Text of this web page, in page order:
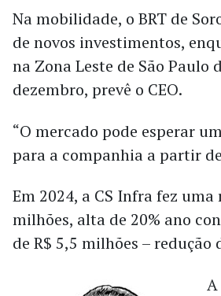
Na mobilidade, o BRT de
de novos investimentos,
na Zona Leste de São Paulo
dezembro, prevê o CEO.
“O mercado pode esperar
para a companhia a partir
Em 2024, a CS Infra fez
milhões, alta de 20% ano
de R$ 5,5 milhões – redução